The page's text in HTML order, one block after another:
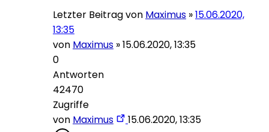
Letzter Beitrag von Maximus »15.06.2020,
13:35
von Maximus »15.06.2020, 13:35
0
Antworten
42470
Zugriffe
von Maximus 15.06.2020, 13:35